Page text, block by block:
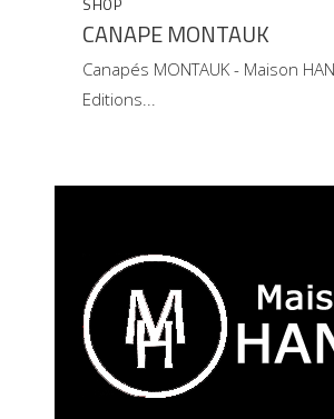
SHOP
CANAPE MONTAUK
Canapés MONTAUK - Maison
Editions